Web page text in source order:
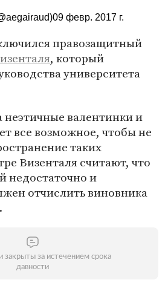
09 февр. 2017 г.
правозащитный
, который
университета
неэтичные валентинки и
все возможное, чтобы не
таких
Визенталя считают, что
недостаточно и
отчислить виновника
закрыты за истечением срока
давности